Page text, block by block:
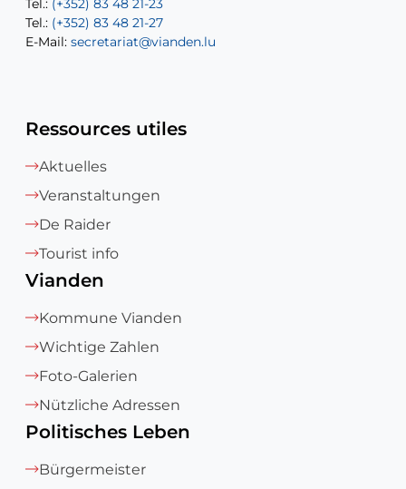
Tel.: (+352) 83 48 21-23
Tel.: (+352) 83 48 21-27
E-Mail: secretariat@vianden.lu
Tel.: (+352) 83 48 21-22
E-Mail:sofia.carvalho@vianden.lu
E-Mail: diane.storn@vianden.lu
Ressources utiles
Aktuelles
Veranstaltungen
De Raider
Tourist info
Vianden
Kommune Vianden
Wichtige Zahlen
Foto-Galerien
Nützliche Adressen
Politisches Leben
Bürgermeister